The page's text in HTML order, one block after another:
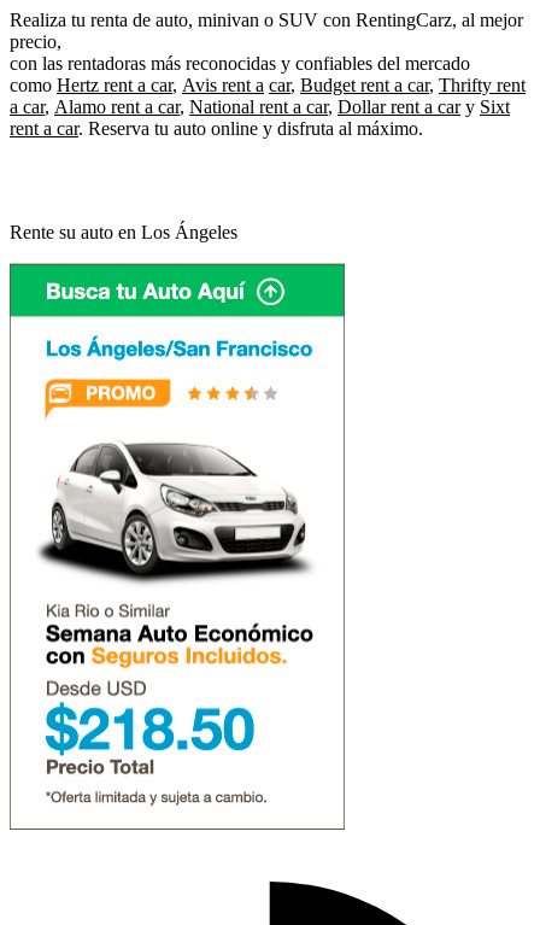
Realiza tu renta de auto, minivan o SUV con RentingCarz, al mejor
precio,
con las rentadoras más reconocidas y confiables del mercado
como Hertz rent a car, Avis rent a car, Budget rent a car, Thrifty rent
a car, Alamo rent a car, National rent a car, Dollar rent a cary Sixt
rent a car. Reserva tu auto online y disfruta al máximo.
Rente su auto en Los Ángeles